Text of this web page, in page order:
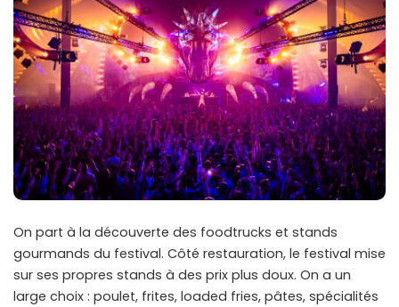
On part à la découverte des foodtrucks et stands
gourmands du festival. Côté restauration, le festival mise
sur ses propres stands à des prix plus doux. On a un
large choix : poulet, frites, loaded fries, pâtes, spécialités